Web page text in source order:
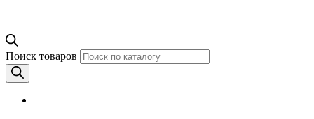
Поиск товаров